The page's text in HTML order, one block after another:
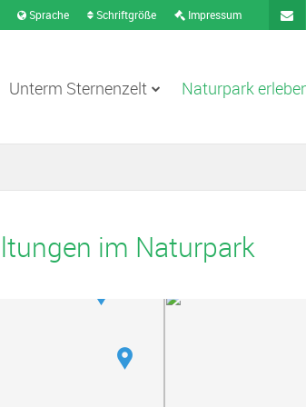
Sprache Schriftgröße Impressum
Unterm Sternenzelt Naturpark
im Naturpark